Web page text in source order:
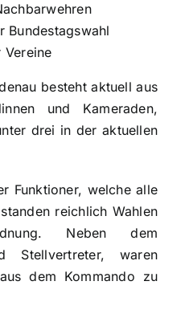
Bundestagswahl
Vereine
besteht aktuell aus
und Kameraden,
drei in der aktuellen
Funktioner, welche alle
reichlich Wahlen
Neben dem
Stellvertreter, waren
dem Kommando zu